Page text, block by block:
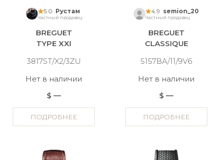
5.0 Рустам
Частный продавец
BREGUET
TYPE XXI
3817ST/X2/3ZU
Нет в наличии
$ —
ПОДРОБНЕЕ
4.9 semion_20
Частный продавец
BREGUET
CLASSIQUE
5157BA/11/9V6
Нет в наличии
$ —
ПОДРОБНЕЕ